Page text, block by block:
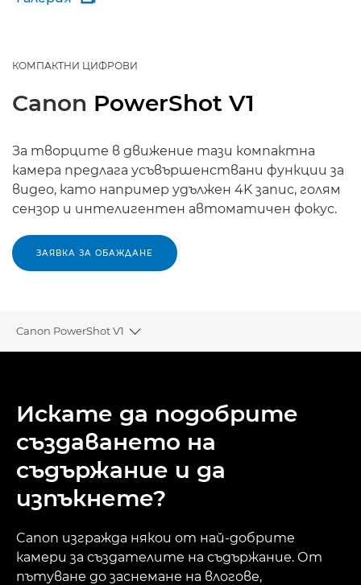
КОМПАКТНИ ЦИФРОВИ
Canon PowerShot V1
За творците в движение тази компактна
камера предлага усъвършенствани функции за
видео, като например удължен 4K запис, голям
сензор и интелигентен автоматичен фокус.
ЗАЯВКА ЗА ОБАЖДАНЕ
Canon PowerShot V1
Toggle breadcrumbs
Спецификации
Галерия
Поддръжка
Искате да подобрите
създаването на
съдържание и да
изпъкнете?
Canon изгражда някои от най-добрите
камери за създателите на съдържание. От
пътуване до заснемане на влогове,